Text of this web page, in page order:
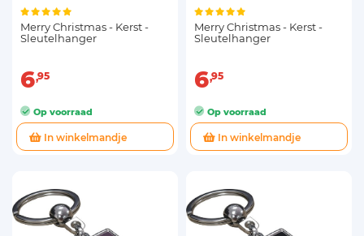
Merry Christmas - Kerst -
Sleutelhanger
6 95
Op voorraad
In winkelmandje
Merry Christmas - Kerst -
Sleutelhanger
6 95
Op voorraad
In winkelmandje